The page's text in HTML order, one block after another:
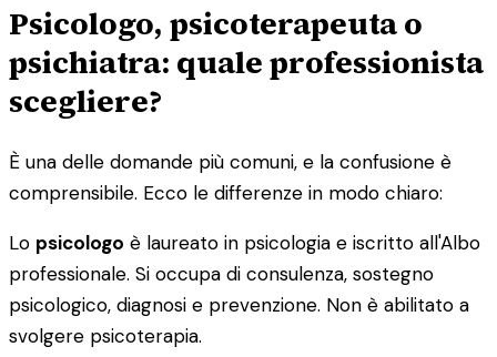
Psicologo, psicoterapeuta o
psichiatra: quale professionista
scegliere?
È una delle domande più comuni, e la confusione è
comprensibile. Ecco le differenze in modo chiaro:
Lo psicologo è laureato in psicologia e iscritto all'Albo
professionale. Si occupa di consulenza, sostegno
psicologico, diagnosi e prevenzione. Non è abilitato a
svolgere psicoterapia.